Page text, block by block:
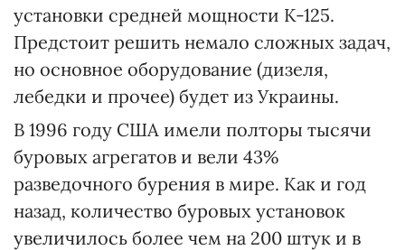
установки средней мощности К-125.
Предстоит решить немало сложных задач,
но основное оборудование (дизеля,
лебедки и прочее) будет из Украины.
В 1996 году США имели полторы тысячи
буровых агрегатов и вели 43%
разведочного бурения в мире. Как и год
назад, количество буровых установок
увеличилось более чем на 200 штук и в